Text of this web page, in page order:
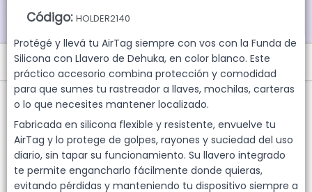
Código: HOLDER2140
Protégé y llevá tu AirTag siempre con vos con la Funda de
Silicona con Llavero de Dehuka, en color blanco. Este
práctico accesorio combina protección y comodidad
para que sumes tu rastreador a llaves, mochilas, carteras
o lo que necesites mantener localizado.
Fabricada en silicona flexible y resistente, envuelve tu
AirTag y lo protege de golpes, rayones y suciedad del uso
diario, sin tapar su funcionamiento. Su llavero integrado
te permite engancharlo fácilmente donde quieras,
evitando pérdidas y manteniendo tu dispositivo siempre a
GARANTIAS
CONTACTO
Menú
Funda De Silicona Para Airtag, Llavero Protector Y Accesorio Para
Rastreador, Color Blanco Dehuka Dehuka. Venta mayorista desde 10
unidades.
Lista vacía